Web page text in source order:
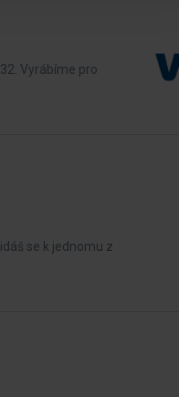
Vyrábíme pro
se k jednomu z